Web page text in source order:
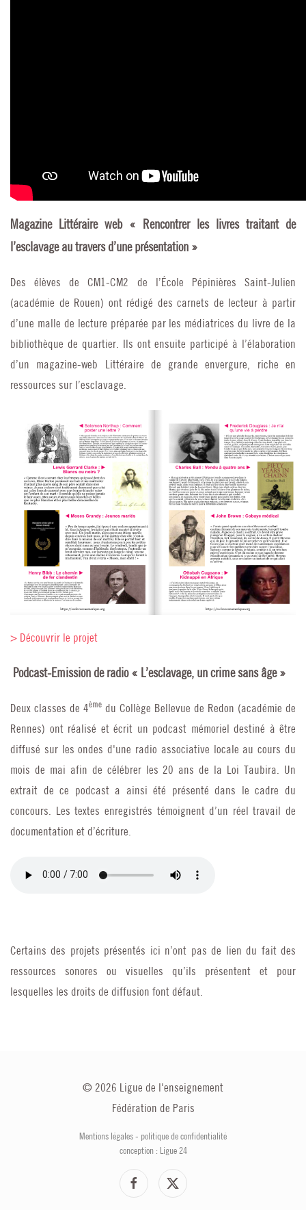
Magazine Littéraire web « Rencontrer les livres traitant de
l’esclavage au travers d’une présentation »
Des élèves de CM1-CM2 de l’École Pépinières Saint-Julien
(académie de Rouen) ont rédigé des carnets de lecteur à partir
d’une malle de lecture préparée par les médiatrices du livre de la
bibliothèque de quartier. Ils ont ensuite participé à l’élaboration
d’un magazine-web Littéraire de grande envergure, riche en
ressources sur l’esclavage.
> Découvrir le projet
Podcast-Emission de radio « L’esclavage, un crime sans âge »
Deux classes de 4ème du Collège Bellevue de Redon (académie de
Rennes) ont réalisé et écrit un podcast mémoriel destiné à être
diffusé sur les ondes d'une radio associative locale au cours du
mois de mai afin de célébrer les 20 ans de la Loi Taubira. Un
extrait de ce podcast a ainsi été présenté dans le cadre du
concours. Les textes enregistrés témoignent d’un réel travail de
documentation et d’écriture.
Certains des projets présentés ici n’ont pas de lien du fait des
ressources sonores ou visuelles qu’ils présentent et pour
lesquelles les droits de diffusion font défaut.
© 2026 Ligue de l'enseignement
Fédération de Paris
Mentions légales - politique de confidentialité
conception : Ligue 24